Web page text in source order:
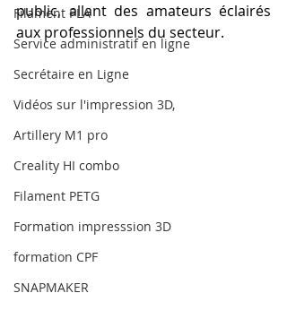
Filament PLA
Service administratif en ligne
Secrétaire en Ligne
Vidéos sur l'impression 3D,
Artillery M1 pro
Creality HI combo
Filament PETG
Formation impresssion 3D
formation CPF
SNAPMAKER
public, allant des amateurs éclairés
aux professionnels du secteur.